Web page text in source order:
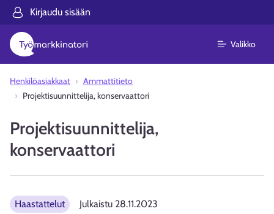
Kirjaudu sisään
Valikko
Henkilöasiakkaat
Ammattitieto
Projektisuunnittelija, konservaattori
Projektisuunnittelija,
konservaattori
Haastattelut Julkaistu 28.11.2023